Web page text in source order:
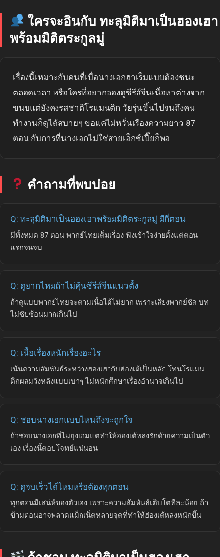
ใครจะอินกับ ทะลุมิติมาเป็นฮองเฮา
พร้อมมิติตระกูลมู่
เรื่องนี้เหมาะกับคนที่เบื่อนางเอกฮาเร็มแบบต้องชนะ
ตลอดเวลา หรือใครที่อยากลองดูซีรีส์จีนเนื้อหาต่างจาก
ขนบแต่ยังคงรสชาติโรแมนติก วัยรุ่นขึ้นไปจนถึงคน
ทำงานก็ดูได้สบายๆ ขอแค่ไม่หวั่นเรื่องความยาว 87
ตอน กับการที่นางเอกไม่ใช่สายเอ็กซ์เปี๊ยก็พอ
คำถามที่พบบ่อย
Q: ทะลุมิติมาเป็นฮองเฮาพร้อมมิติตระกูลมู่ มีกี่ตอน
มีทั้งหมด 87 ตอน พากย์ไทยเต็มเรื่อง ฟังเข้าใจง่ายตั้งแต่ตอน
แรกจนจบ
Q: ดูยากไหมถ้าไม่คุ้นซีรีส์จีนแนวตั้ง
ถ้าดูแบบพากย์ไทยจะตามเนื้อได้ไม่ยาก เพราะเสียงพากย์ชัด บท
ไม่ซับซ้อนมากเกินไป
Q: เนื้อเรื่องหนักเรื่องอะไร
เน้นความสัมพันธ์ระหว่างฮองเฮากับฮ่องเต้เป็นหลัก โทนโรแมน
ติกผสมวังหลังแบบเบาๆ ไม่หนักศึกษาเรื่องอำนาจเกินไป
Q: ชอบนางเอกแบบไหนถึงจะถูกใจ
ถ้าชอบนางเอกที่ไม่ยุ่งเกมแต่ทำให้ฮ่องเต้หลงรักด้วยความเป็นตัว
เอง เรื่องนี้ตอบโจทย์แน่นอน
Q: ดูจบเร็วได้ไหมหรือต้องทุกตอน
ทุกตอนมีเสน่ห์ของตัวเอง เพราะความสัมพันธ์เติบโตทีละน้อย ถ้า
ข้ามตอนอาจพลาดแม็กเน็ตหลายจุดที่ทำให้ฮ่องเต้หลงหนักขึ้น